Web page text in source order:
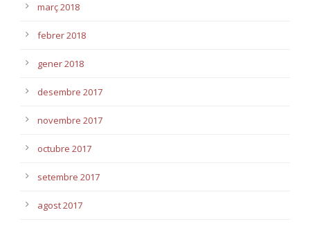
març 2018
febrer 2018
gener 2018
desembre 2017
novembre 2017
octubre 2017
setembre 2017
agost 2017